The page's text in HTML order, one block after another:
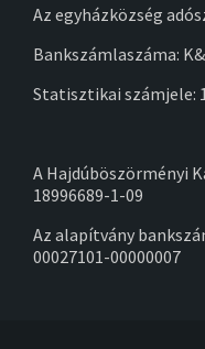
Az egyházközség
Bankszámlaszáma:
Statisztikai számjele:
A Hajdúböszörményi
18996689-1-09
Az alapítvány
00027101-00000007